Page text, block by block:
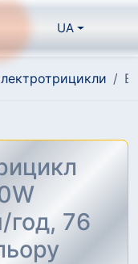
UA
/
год, 76